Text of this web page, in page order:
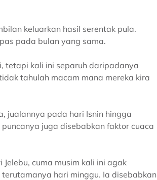
keluarkan hasil serentak pula.
pada bulan yang sama.
tetapi kali ini separuh daripadanya
tahulah macam mana mereka kira
jualannya pada hari Isnin hingga
juga disebabkan faktor cuaca
cuma musim kali ini agak
hari minggu. Ia disebabkan